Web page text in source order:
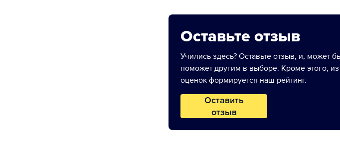
Оставьте отзыв
Учились здесь? Оставьте отзыв, и, может
поможет другим в выборе. Кроме этого,
оценок формируется наш рейтинг.
Оставить
отзыв